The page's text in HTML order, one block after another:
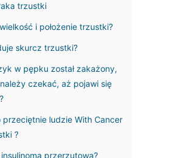
trzustki
i położenie trzustki?
skurcz trzustki?
w pępku został zakażony,
należy czekać, aż pojawi się
przeciętnie ludzie With Cancer
?
przerzutowa?